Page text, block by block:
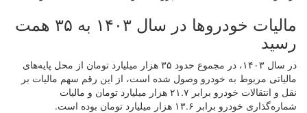
مالیات خودروها در سال ۱۴۰۳ به ۳۵ همت
رسید
در سال ۱۴۰۳، در مجموع حدود ۳۵ هزار میلیارد تومان از محل پایه‌های
مالیاتی مربوط به خودرو وصول شده است، از این رقم سهم مالیات بر
نقل و انتقالات خودرو برابر ۲۱.۷ هزار میلیارد تومان و مالیات
شماره‌گذاری خودرو برابر ۱۳.۶ هزار میلیارد تومان بوده است.